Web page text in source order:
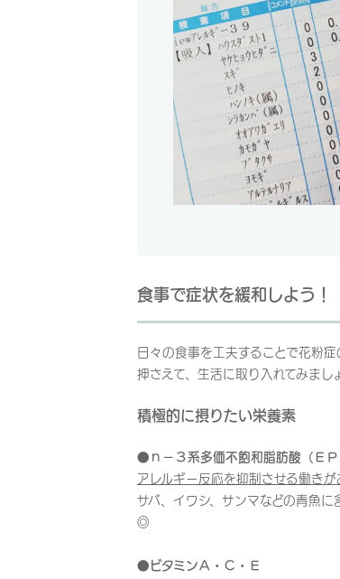
食事で症状を緩和しよう！
日々の食事を工夫することで花粉
押さえて、生活に取り入れてみまし
積極的に摂りたい栄養素
●ｎ－３系多価不飽和脂肪酸（ＥＰ
アレルギー反応を抑制させる働きが
サバ、イワシ、サンマなどの青魚
◎
●ビタミンＡ・Ｃ・Ｅ